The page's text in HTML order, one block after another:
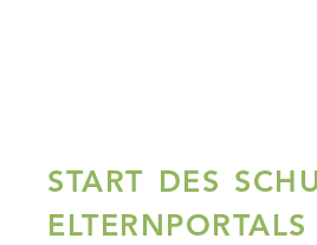
START DES
ELTERNPORTALS